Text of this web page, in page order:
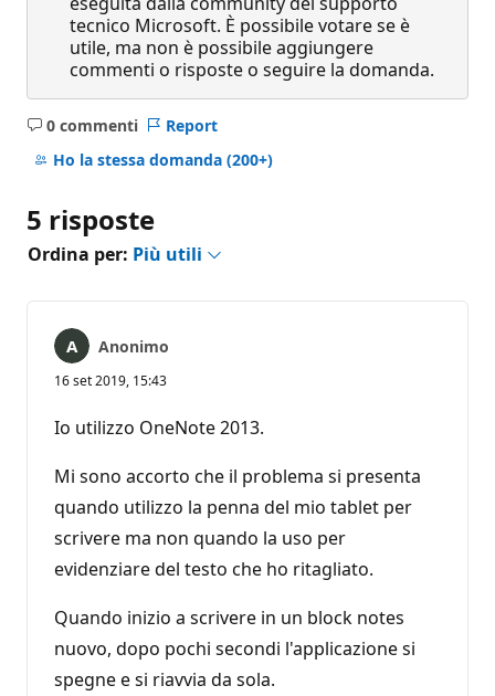
tecnico Microsoft. È possibile votare se è
utile, ma non è possibile aggiungere
commenti o risposte o seguire la domanda.
0 commenti
Nessun
commento
Report
Ho la stessa domanda (200+)
5 risposte
Ordina per: Più utili
Anonimo
16 set 2019, 15:43
Io utilizzo OneNote 2013.
Mi sono accorto che il problema si presenta
quando utilizzo la penna del mio tablet per
scrivere ma non quando la uso per
evidenziare del testo che ho ritagliato.
Quando inizio a scrivere in un block notes
nuovo, dopo pochi secondi l'applicazione si
spegne e si riavvia da sola.